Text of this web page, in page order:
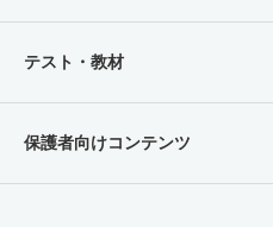
テスト・教材
保護者向けコンテンツ